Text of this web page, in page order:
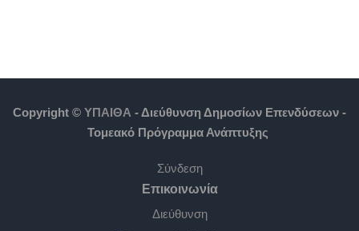
Copyright © ΥΠΑΙΘΑ - Διεύθυνση Δημοσίων Επενδύσεων -
Τομεακό Πρόγραμμα Ανάπτυξης
Σύνδεση
Επικοινωνία
Διεύθυνση